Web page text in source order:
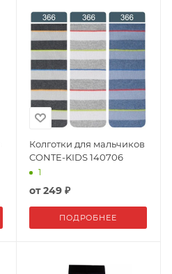
Колготки для мальчиков
CONTE-KIDS 140706
1
от249 ₽
ПОДРОБНЕЕ